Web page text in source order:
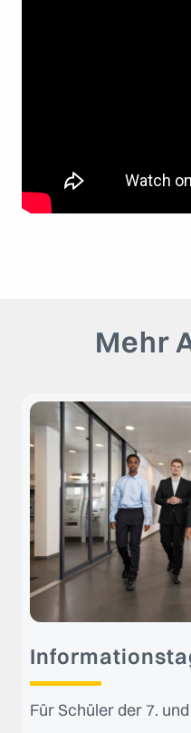
Mehr
Für Schüler der 7.